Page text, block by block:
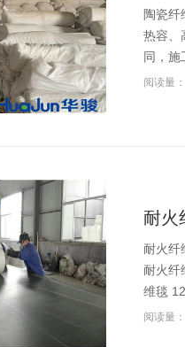
陶瓷
热容、
同，施
阅读量
耐火
耐火纤
耐火
维毯
阅读量